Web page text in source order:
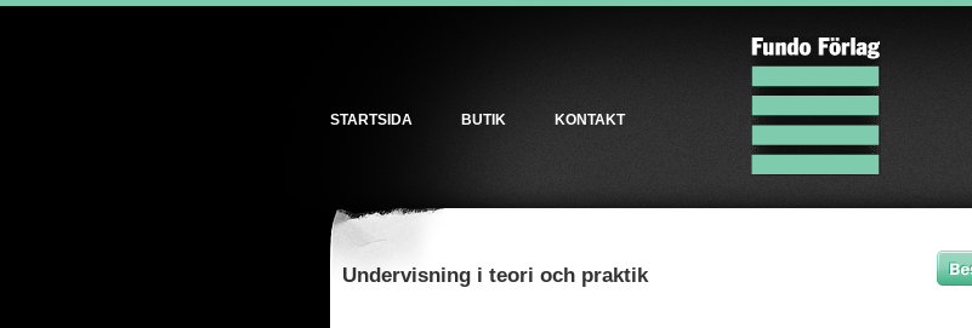
STARTSIDA BUTIK KONTAKT
Undervisning i teori och praktik